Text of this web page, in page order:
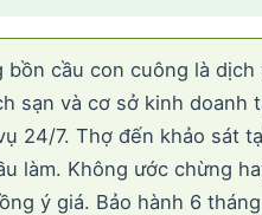
bồn cầu con cuông là
sạn và cơ sở kinh doanh
24/7. Thợ đến khảo sát
làm. Không ước chừng
ý giá. Bảo hành 6